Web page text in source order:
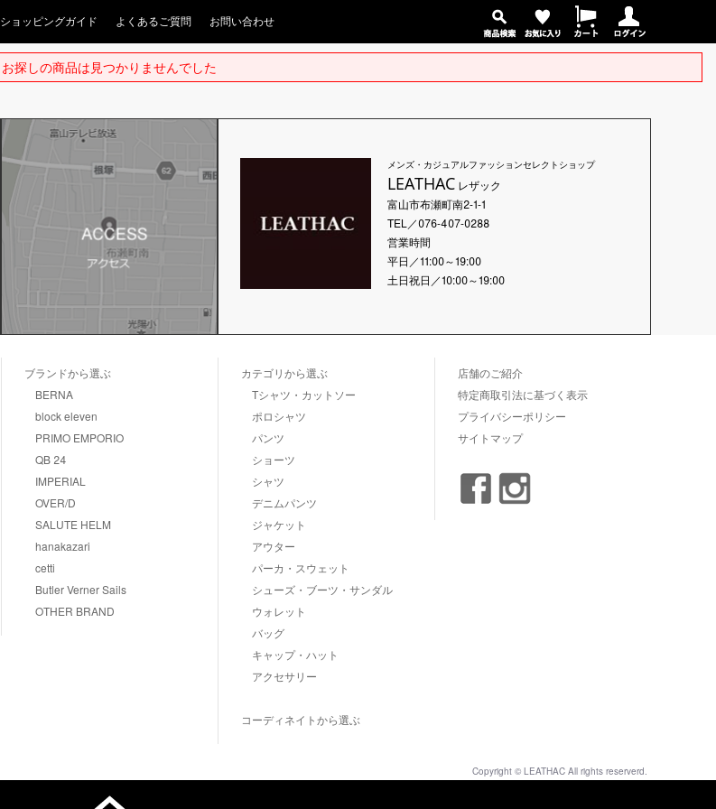
ショッピングガイド よくあるご質問 お問い合わせ
お探しの商品は見つかりませんでした
メンズ・カジュアルファッションセレクトショップ
LEATHAC レザック
富山市布瀬町南2-1-1
TEL／076-407-0288
営業時間
平日／11:00～19:00
土日祝日／10:00～19:00
ブランドから選ぶ
BERNA
block eleven
PRIMO EMPORIO
QB 24
IMPERIAL
OVER/D
SALUTE HELM
hanakazari
cetti
Butler Verner Sails
OTHER BRAND
カテゴリから選ぶ
Tシャツ・カットソー
ポロシャツ
パンツ
ショーツ
シャツ
デニムパンツ
ジャケット
アウター
パーカ・スウェット
シューズ・ブーツ・サンダル
ウォレット
バッグ
キャップ・ハット
アクセサリー
コーディネイトから選ぶ
店舗のご紹介
特定商取引法に基づく表示
プライバシーポリシー
サイトマップ
Copyright © LEATHAC All rights reserverd.